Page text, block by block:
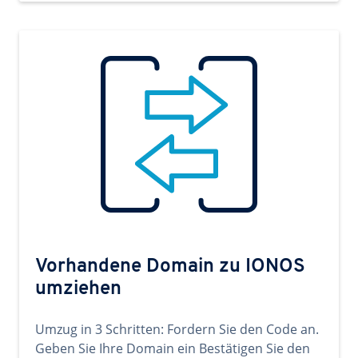
Vorhandene Domain zu IONOS
umziehen
Umzug in 3 Schritten: Fordern Sie den Code an.
Geben Sie Ihre Domain ein Bestätigen Sie den